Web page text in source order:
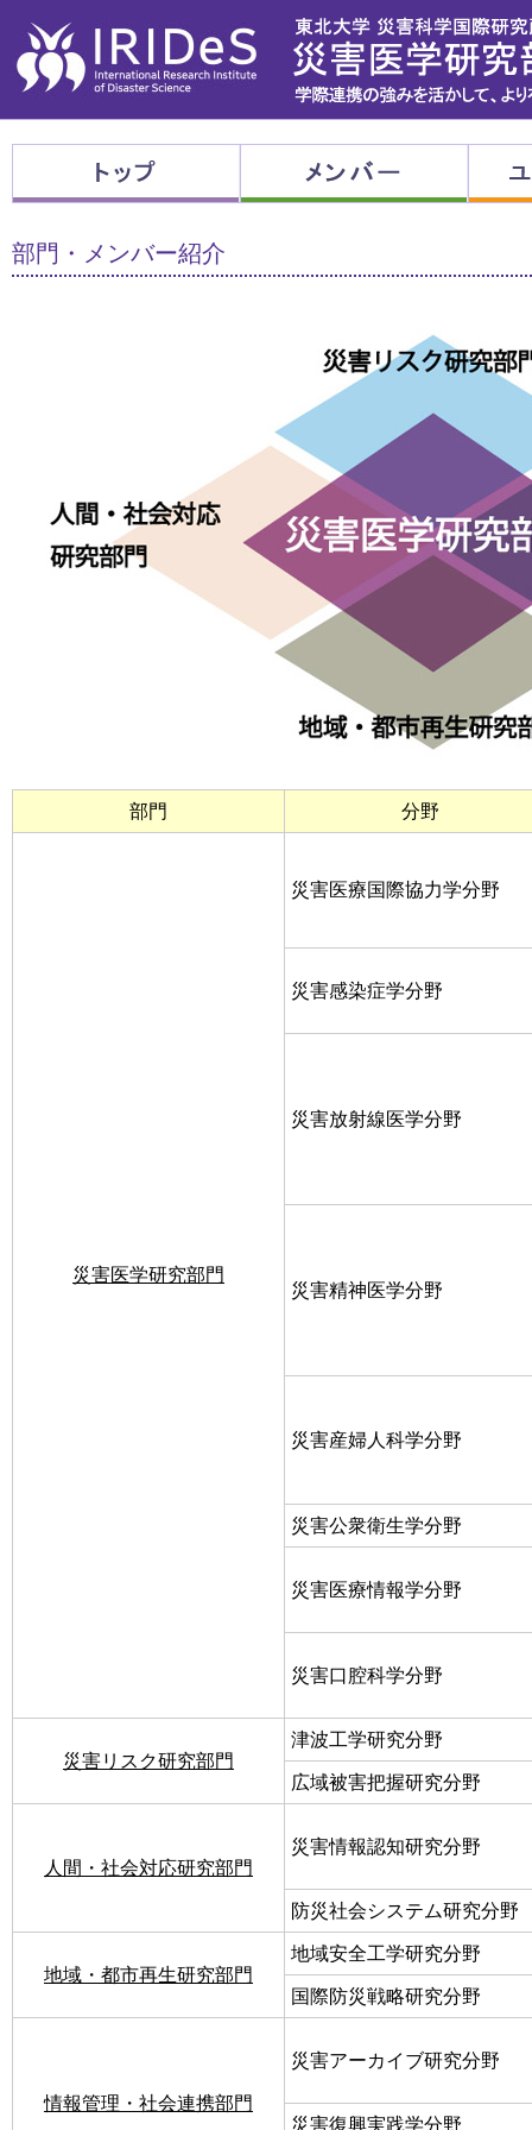
部門・メンバー紹介
部門 分野
災害医学研究部門
災害医療国際協力学分野
災害感染症学分野
災害放射線医学分野
災害精神医学分野
災害産婦人科学分野
災害公衆衛生学分野
災害医療情報学分野
災害口腔科学分野
災害リスク研究部門
津波工学研究分野
広域被害把握研究分野
人間・社会対応研究部門
災害情報認知研究分野
防災社会システム研究分野
地域・都市再生研究部門
地域安全工学研究分野
国際防災戦略研究分野
情報管理・社会連携部門
災害アーカイブ研究分野
災害復興実践学分野